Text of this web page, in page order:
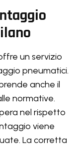
un servizio
pneumatici.
anche il
normative.
nel rispetto
viene
La corretta